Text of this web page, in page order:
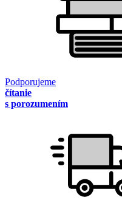
Podporujeme
čítanie
s porozumením